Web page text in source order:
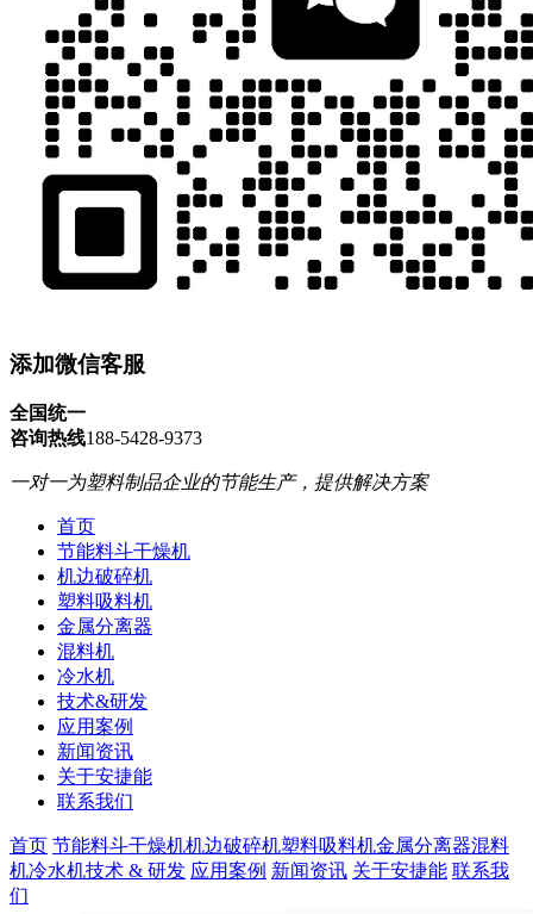
添加微信客服
全国统一
咨询热线188-5428-9373
一对一为塑料制品企业的节能生产，提供解决方案
首页
节能料斗干燥机
机边破碎机
塑料吸料机
金属分离器
混料机
冷水机
技术&研发
应用案例
新闻资讯
关于安捷能
联系我们
首页 节能料斗干燥机机边破碎机塑料吸料机金属分离器混料
机冷水机技术 & 研发 应用案例 新闻资讯 关于安捷能 联系我
们